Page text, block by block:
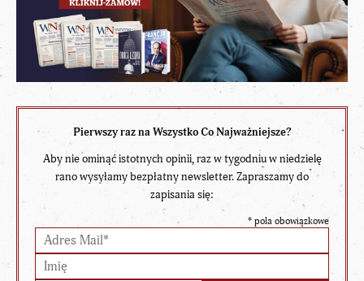
Pierwszy raz na Wszystko Co Najważniejsze?
Aby nie ominąć istotnych opinii, raz w tygodniu w niedzielę
rano wysyłamy bezpłatny newsletter. Zapraszamy do
zapisania się:
* pola obowiązkowe